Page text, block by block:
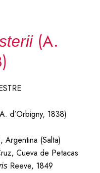
(A.
d’Orbigny, 1838)
Argentina (Salta)
Cueva de Petacas
Reeve, 1849